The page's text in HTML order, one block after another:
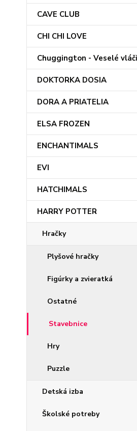
CAVE CLUB
CHI CHI LOVE
Chuggington - Veselé
DOKTORKA DOSIA
DORA A PRIATELIA
ELSA FROZEN
ENCHANTIMALS
EVI
HATCHIMALS
HARRY POTTER
Hračky
Plyšové hračky
Figúrky a zvieratká
Ostatné
Stavebnice
Hry
Puzzle
Detská izba
Školské potreby